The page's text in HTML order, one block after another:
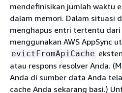
mendefinisikan jumlah waktu
dalam memori. Dalam situasi
menghapus entri tertentu dari
menggunakan AWS AppSync
evictFromApiCache
atau respons resolver Anda.
Anda di sumber data Anda
cache Anda sekarang basi.)